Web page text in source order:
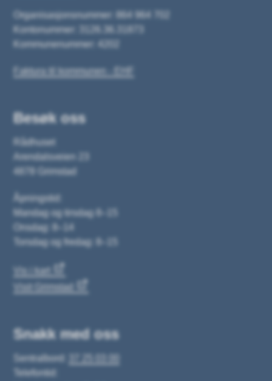
Organisasjonsnummer: 864 964 702
Kontonummer: 3126.36.31873
Kommunenummer: 4202
Faktura til kommunen - EHF
Besøk oss
Rådhuset
Arendalsveien 23
4878 Grimstad
Åpningstid:
Mandag og tirsdag 8–15
Onsdag: 8–14
Torsdag og fredag: 8–15
Vis i kart
Visit Grimstad
Snakk med oss
Sentralbord:
Telefontid: